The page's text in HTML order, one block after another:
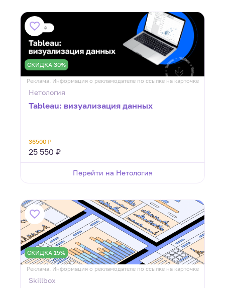
СКИДКА 30%
Реклама. Информация о рекламодателе по ссылке на карточке
Нетология
Tableau: визуализация данных
36500 ₽
25 550 ₽
Перейти на Нетология
СКИДКА 15%
Реклама. Информация о рекламодателе по ссылке на карточке
Skillbox